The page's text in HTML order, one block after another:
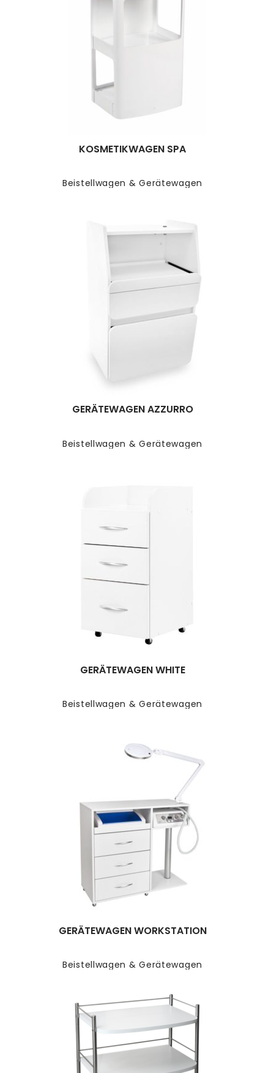
Beistellwagen & Gerätewagen
KOSMETIKWAGEN SPA
Beistellwagen & Gerätewagen
GERÄTEWAGEN AZZURRO
Beistellwagen & Gerätewagen
GERÄTEWAGEN WHITE
Beistellwagen & Gerätewagen
GERÄTEWAGEN WORKSTATION